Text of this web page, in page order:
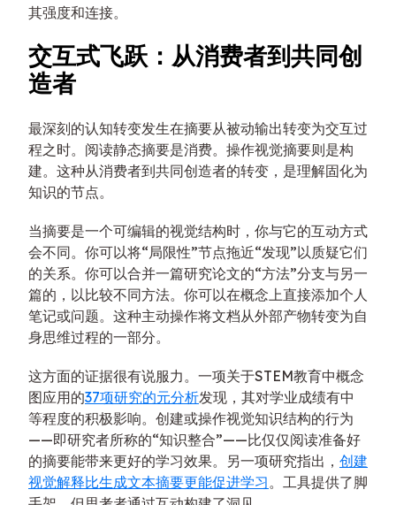
其强度和连接。
交互式飞跃：从消费者到共同创
造者
最深刻的认知转变发生在摘要从被动输出转变为交互过
程之时。阅读静态摘要是消费。操作视觉摘要则是构
建。这种从消费者到共同创造者的转变，是理解固化为
知识的节点。
当摘要是一个可编辑的视觉结构时，你与它的互动方式
会不同。你可以将“局限性”节点拖近“发现”以质疑它们
的关系。你可以合并一篇研究论文的“方法”分支与另一
篇的，以比较不同方法。你可以在概念上直接添加个人
笔记或问题。这种主动操作将文档从外部产物转变为自
身思维过程的一部分。
这方面的证据很有说服力。一项关于STEM教育中概念
图应用的37项研究的元分析发现，其对学业成绩有中
等程度的积极影响。创建或操作视觉知识结构的行为
——即研究者所称的“知识整合”——比仅仅阅读准备好
的摘要能带来更好的学习效果。另一项研究指出， 创建
视觉解释比生成文本摘要更能促进学习 。工具提供了脚